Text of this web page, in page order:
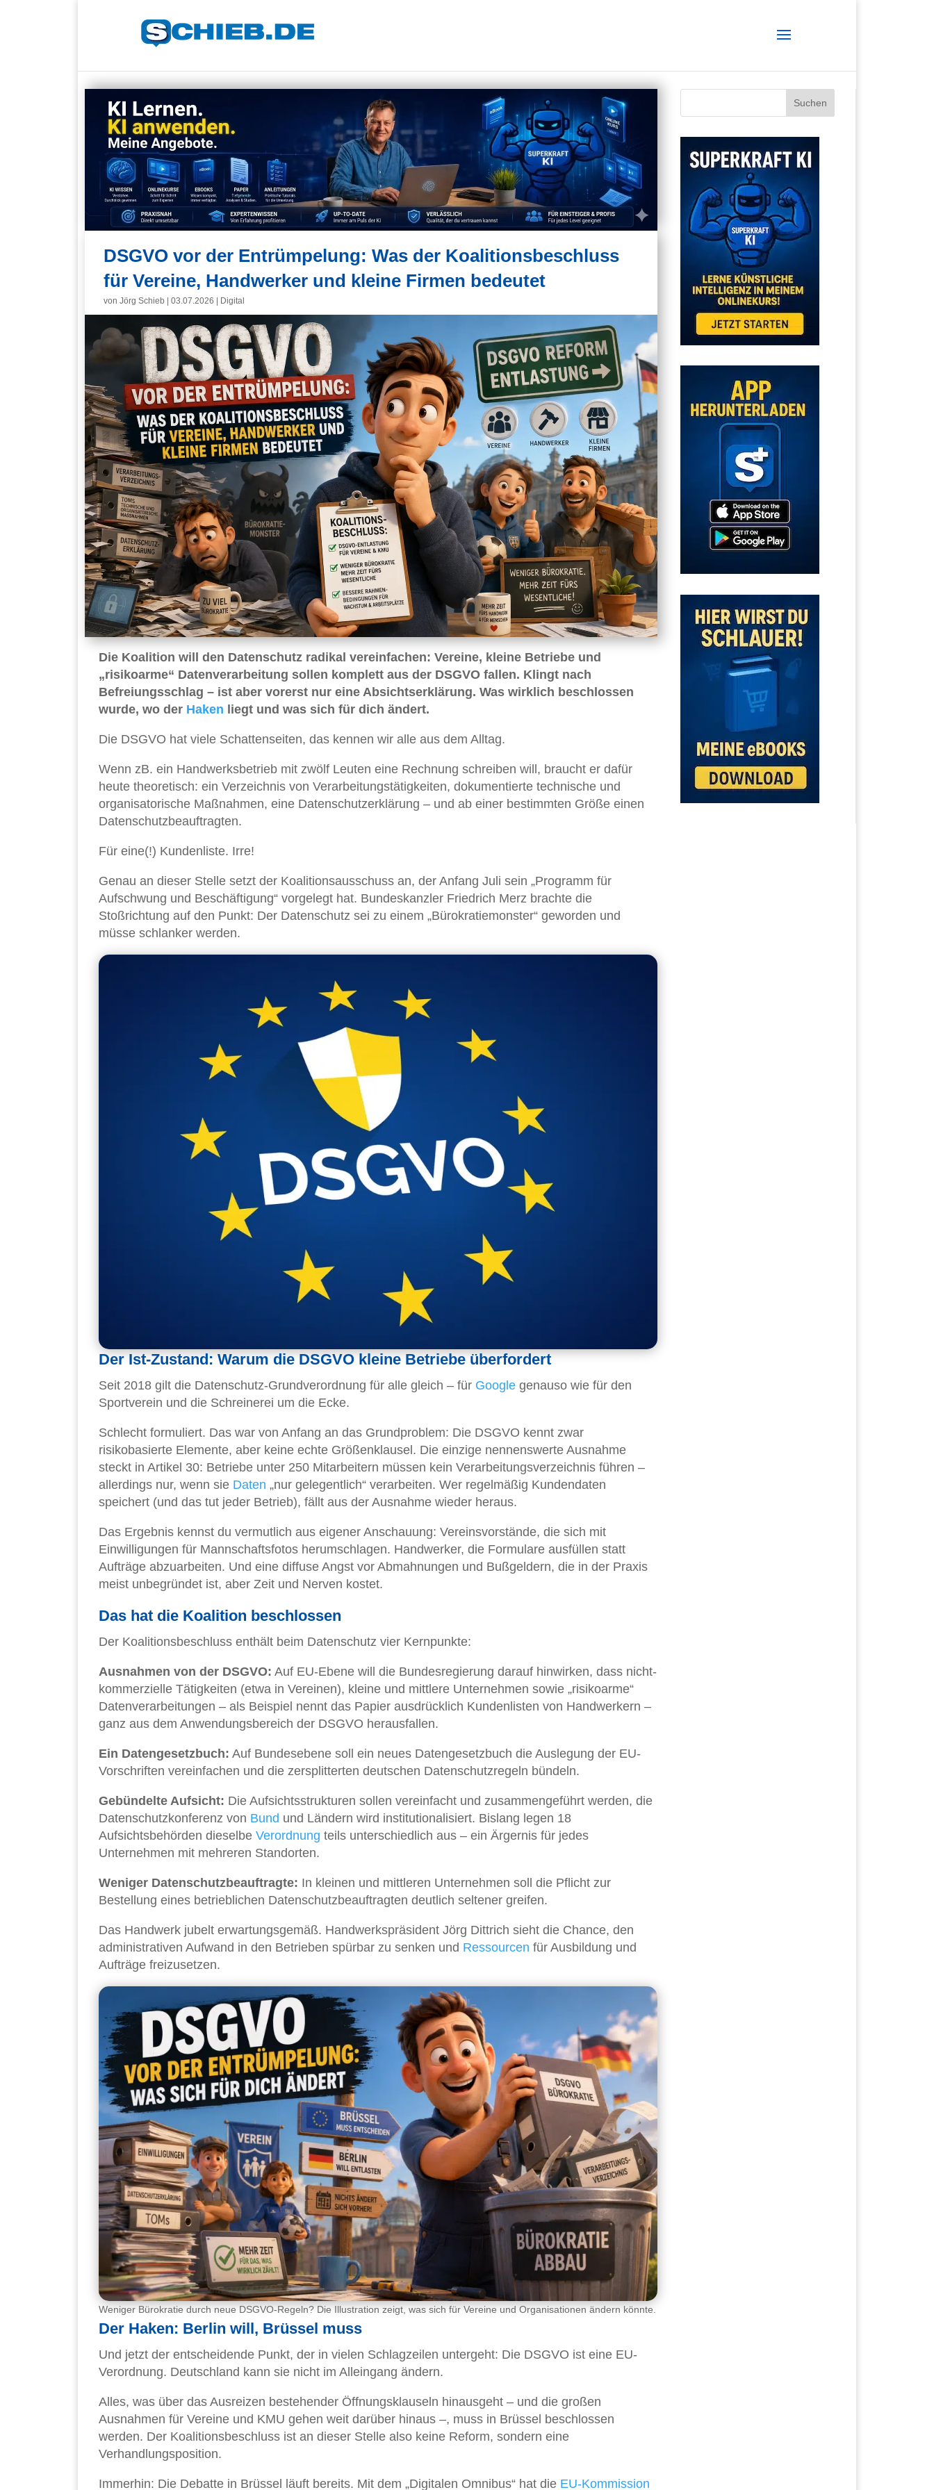
DSGVO vor der Entrümpelung: Was der Koalitionsbeschluss
für Vereine, Handwerker und kleine Firmen bedeutet
von Jörg Schieb 03.07.2026 Digital
Die Koalition will den Datenschutz radikal vereinfachen: Vereine, kleine Betriebe und
„risikoarme“ Datenverarbeitung sollen komplett aus der DSGVO fallen. Klingt nach
Befreiungsschlag – ist aber vorerst nur eine Absichtserklärung. Was wirklich beschlossen
wurde, wo der Haken liegt und was sich für dich ändert.
Die DSGVO hat viele Schattenseiten, das kennen wir alle aus dem Alltag.
Wenn zB. ein Handwerksbetrieb mit zwölf Leuten eine Rechnung schreiben will, braucht er dafür
heute theoretisch: ein Verzeichnis von Verarbeitungstätigkeiten, dokumentierte technische und
organisatorische Maßnahmen, eine Datenschutzerklärung – und ab einer bestimmten Größe einen
Datenschutzbeauftragten.
Für eine(!) Kundenliste. Irre!
Genau an dieser Stelle setzt der Koalitionsausschuss an, der Anfang Juli sein „Programm für
Aufschwung und Beschäftigung“ vorgelegt hat. Bundeskanzler Friedrich Merz brachte die
Stoßrichtung auf den Punkt: Der Datenschutz sei zu einem „Bürokratiemonster“ geworden und
müsse schlanker werden.
Der Ist-Zustand: Warum die DSGVO kleine Betriebe überfordert
Seit 2018 gilt die Datenschutz-Grundverordnung für alle gleich – für Google genauso wie für den
Sportverein und die Schreinerei um die Ecke.
Schlecht formuliert. Das war von Anfang an das Grundproblem: Die DSGVO kennt zwar
risikobasierte Elemente, aber keine echte Größenklausel. Die einzige nennenswerte Ausnahme
steckt in Artikel 30: Betriebe unter 250 Mitarbeitern müssen kein Verarbeitungsverzeichnis führen –
allerdings nur, wenn sie Daten „nur gelegentlich“ verarbeiten. Wer regelmäßig Kundendaten
speichert (und das tut jeder Betrieb), fällt aus der Ausnahme wieder heraus.
Das Ergebnis kennst du vermutlich aus eigener Anschauung: Vereinsvorstände, die sich mit
Einwilligungen für Mannschaftsfotos herumschlagen. Handwerker, die Formulare ausfüllen statt
Aufträge abzuarbeiten. Und eine diffuse Angst vor Abmahnungen und Bußgeldern, die in der Praxis
meist unbegründet ist, aber Zeit und Nerven kostet.
Das hat die Koalition beschlossen
Der Koalitionsbeschluss enthält beim Datenschutz vier Kernpunkte:
Ausnahmen von der DSGVO: Auf EU-Ebene will die Bundesregierung darauf hinwirken, dass nicht-
kommerzielle Tätigkeiten (etwa in Vereinen), kleine und mittlere Unternehmen sowie „risikoarme“
Datenverarbeitungen – als Beispiel nennt das Papier ausdrücklich Kundenlisten von Handwerkern –
ganz aus dem Anwendungsbereich der DSGVO herausfallen.
Ein Datengesetzbuch: Auf Bundesebene soll ein neues Datengesetzbuch die Auslegung der EU-
Vorschriften vereinfachen und die zersplitterten deutschen Datenschutzregeln bündeln.
Gebündelte Aufsicht: Die Aufsichtsstrukturen sollen vereinfacht und zusammengeführt werden, die
Datenschutzkonferenz von Bund und Ländern wird institutionalisiert. Bislang legen 18
Aufsichtsbehörden dieselbe Verordnung teils unterschiedlich aus – ein Ärgernis für jedes
Unternehmen mit mehreren Standorten.
Weniger Datenschutzbeauftragte: In kleinen und mittleren Unternehmen soll die Pflicht zur
Bestellung eines betrieblichen Datenschutzbeauftragten deutlich seltener greifen.
Das Handwerk jubelt erwartungsgemäß. Handwerkspräsident Jörg Dittrich sieht die Chance, den
administrativen Aufwand in den Betrieben spürbar zu senken und Ressourcen für Ausbildung und
Aufträge freizusetzen.
Weniger Bürokratie durch neue DSGVO-Regeln? Die Illustration zeigt, was sich für Vereine und Organisationen ändern könnte.
Der Haken: Berlin will, Brüssel muss
Und jetzt der entscheidende Punkt, der in vielen Schlagzeilen untergeht: Die DSGVO ist eine EU-
Verordnung. Deutschland kann sie nicht im Alleingang ändern.
Alles, was über das Ausreizen bestehender Öffnungsklauseln hinausgeht – und die großen
Ausnahmen für Vereine und KMU gehen weit darüber hinaus –, muss in Brüssel beschlossen
werden. Der Koalitionsbeschluss ist an dieser Stelle also keine Reform, sondern eine
Verhandlungsposition.
Immerhin: Die Debatte in Brüssel läuft bereits. Mit dem „Digitalen Omnibus“ hat die EU-Kommission